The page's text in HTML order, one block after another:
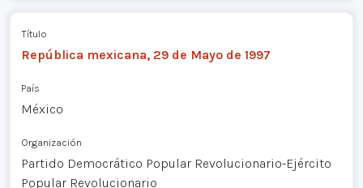
Título
República mexicana, 29 de Mayo de 1997
País
México
Organización
Partido Democrático Popular Revolucionario-Ejército
Popular Revolucionario